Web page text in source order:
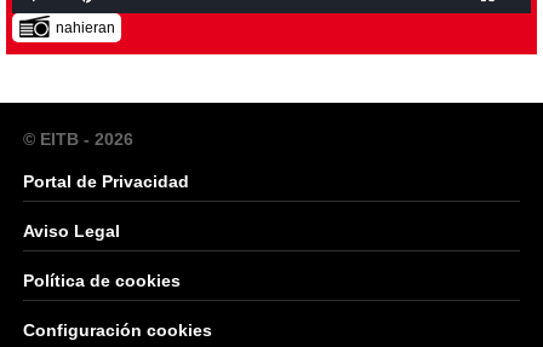
nahieran
© EITB - 2026
Portal de Privacidad
Aviso Legal
Política de cookies
Configuración cookies